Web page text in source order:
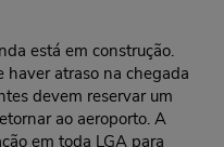
está em construção.
haver atraso na chegada
devem reservar um
ao aeroporto. A
em toda LGA para